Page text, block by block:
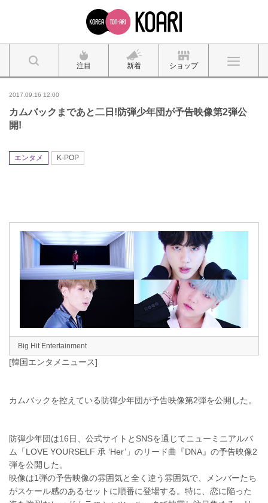
注目 新着 ショップ
2017.09.16 12:00
カムバックまであと二日!防弾少年団が予告映像第2弾公
開!
エンタメ K-POP
Big Hit Entertainment
[韓国エンタメニュース]
カムバックを控えている防弾少年団が予告映像第2弾を公開した。
防弾少年団は16日、公式サイトとSNSを通じてニューミニアルバ
ム「LOVE YOURSELF 承 ‘Her’」のリード曲『DNA』の予告映像2
弾を公開した。
映像は1弾の予告映像の雰囲気と全く違う雰囲気で、メンバーたち
がスケール感のあるセットに順番に登場する。特に、恋に陥った